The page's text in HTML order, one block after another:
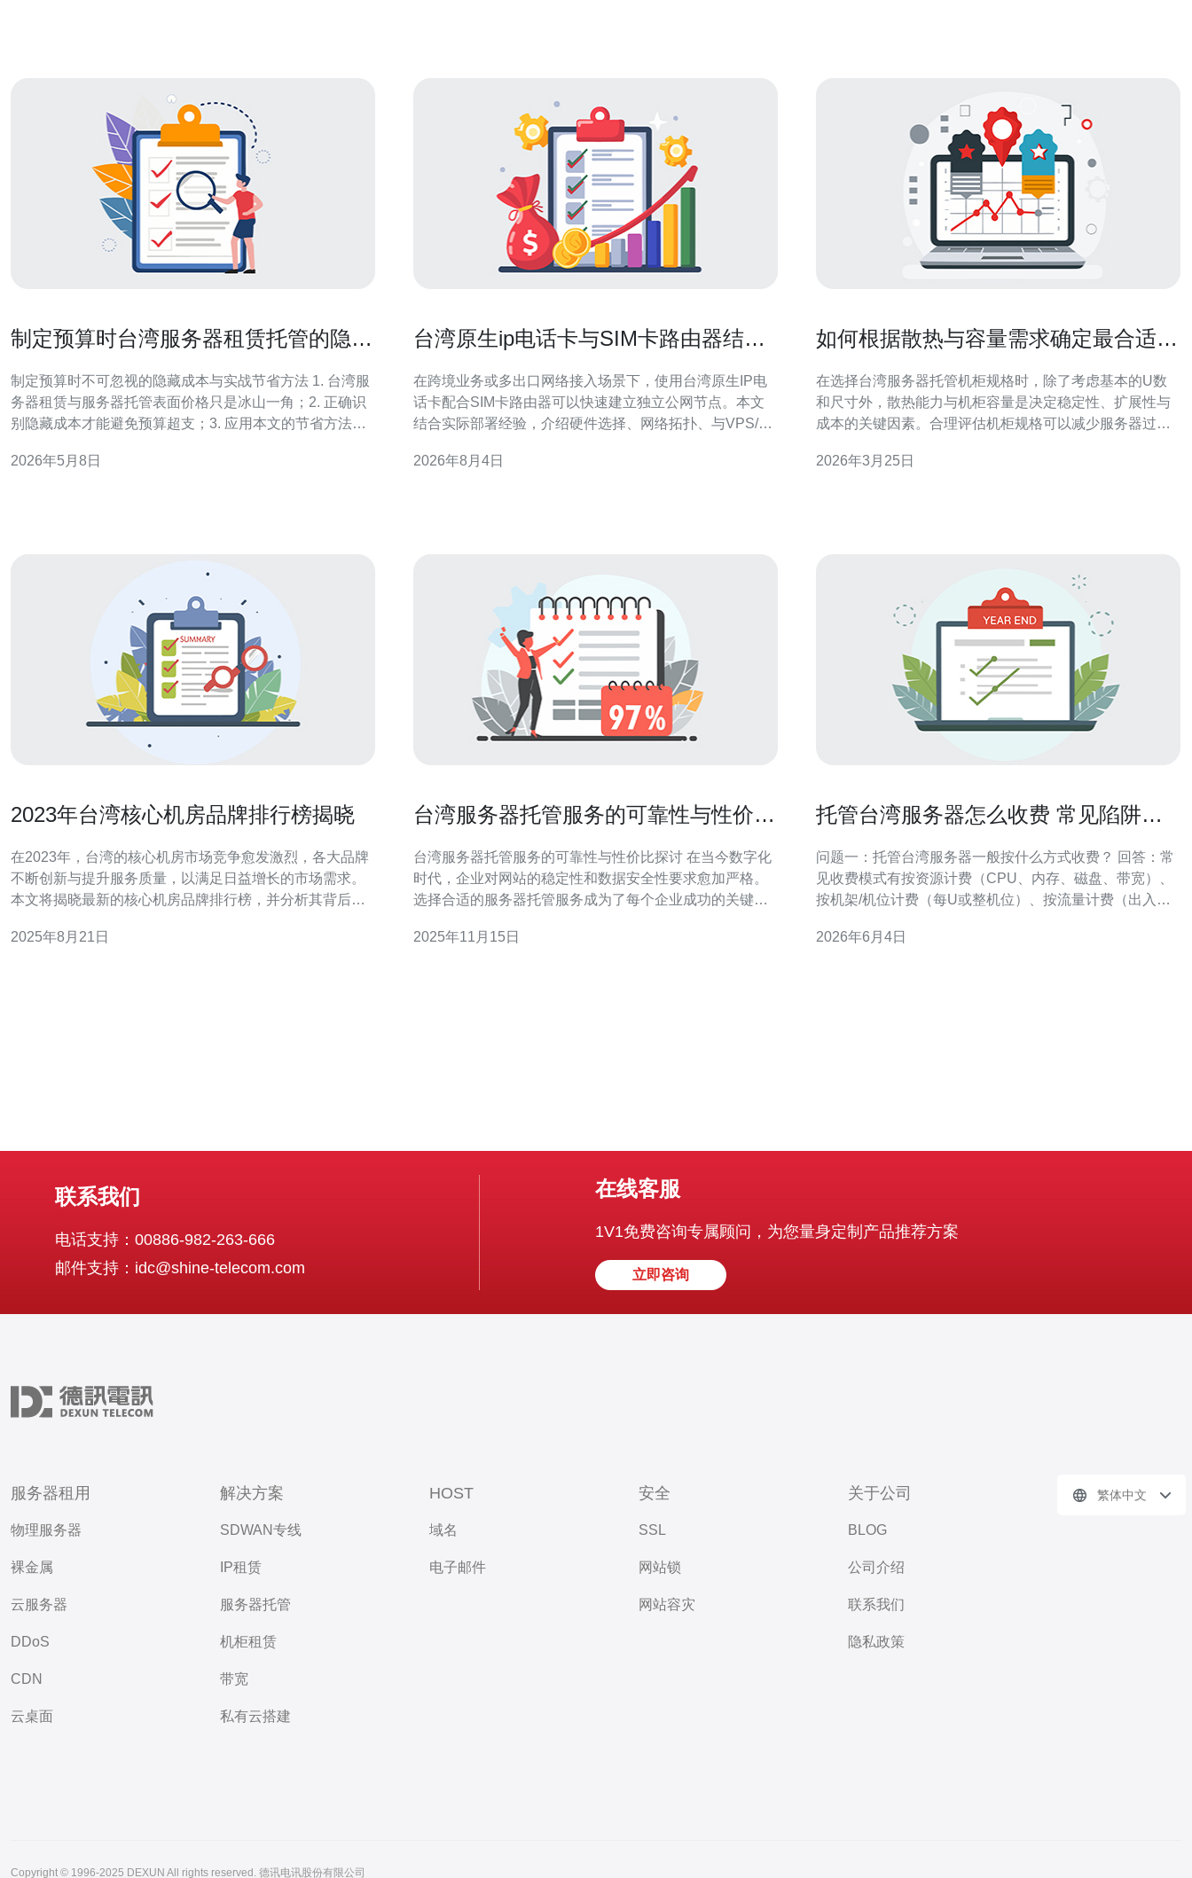
制定预算时台湾服务器租赁托管的隐藏
制定预算时不可忽视的隐藏成本与实战节省方法 1. 台湾服
务器租赁与服务器托管表面价格只是冰山一角；2. 正确识
别隐藏成本才能避免预算超支；3. 应用本文的节省方法，
价时，第一眼看到的往往是单价和带宽标注，但别忘了很
2026年5月8日
台湾原生ip电话卡与SIM卡路由器结合
在跨境业务或多出口网络接入场景下，使用台湾原生IP电
话卡配合SIM卡路由器可以快速建立独立公网节点。本文
结合实际部署经验，介绍硬件选择、网络拓扑、与VPS/服
议。 首先要明确用途：是做本地测试、流量分发、堡垒节
2026年8月4日
如何根据散热与容量需求确定最合适的
在选择台湾服务器托管机柜规格时，除了考虑基本的U数
和尺寸外，散热能力与机柜容量是决定稳定性、扩展性与
成本的关键因素。合理评估机柜规格可以减少服务器过热
独服、CDN节点或高防DDoS防护的应用，机柜选择直接
2026年3月25日
2023年台湾核心机房品牌排行榜揭晓
在2023年，台湾的核心机房市场竞争愈发激烈，各大品牌
不断创新与提升服务质量，以满足日益增长的市场需求。
本文将揭晓最新的核心机房品牌排行榜，并分析其背后的
些？ 在2023年的排行榜中，台湾的核心机房品牌主要包括
2025年8月21日
台湾服务器托管服务的可靠性与性价比
台湾服务器托管服务的可靠性与性价比探讨 在当今数字化
时代，企业对网站的稳定性和数据安全性要求愈加严格。
选择合适的服务器托管服务成为了每个企业成功的关键因
服务器托管服务逐渐受到众多企业的青睐。本文将从以下
2025年11月15日
托管台湾服务器怎么收费 常见陷阱与
问题一：托管台湾服务器一般按什么方式收费？ 回答：常
见收费模式有按资源计费（CPU、内存、磁盘、带宽）、
按机架/机位计费（每U或整机位）、按流量计费（出入流
管型）的组合定价。基础费用通常包含机柜空间、电力与
2026年6月4日
联系我们
电话支持：00886-982-263-666
邮件支持：idc@shine-telecom.com
在线客服
1V1免费咨询专属顾问，为您量身定制产品推荐方案
立即咨询
服务器租用
物理服务器
裸金属
云服务器
DDoS
CDN
云桌面
解决方案
SDWAN专线
IP租赁
服务器托管
机柜租赁
带宽
私有云搭建
HOST
域名
电子邮件
安全
SSL
网站锁
网站容灾
关于公司
BLOG
公司介绍
联系我们
隐私政策
繁体中文
Copyright © 1996-2025 DEXUN All rights reserved. 德讯电讯股份有限公司